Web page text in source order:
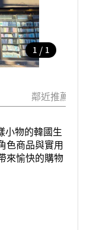
1 / 1
鄰近推薦景點
小物的韓國生
色商品與實用
來愉快的購物